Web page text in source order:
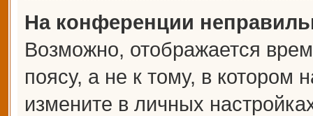
На конференции
Возможно, отображается
поясу, а не к тому, в котором
измените в личных